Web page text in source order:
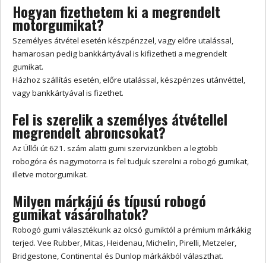
Hogyan fizethetem ki a megrendelt
motorgumikat?
Személyes átvétel esetén készpénzzel, vagy előre utalással,
hamarosan pedig bankkártyával is kifizetheti a megrendelt
gumikat.
Házhoz szállítás esetén, előre utalással, készpénzes utánvéttel,
vagy bankkártyával is fizethet.
Fel is szerelik a személyes átvétellel
megrendelt abroncsokat?
Az Üllői út 621. szám alatti gumi szervizünkben a legtöbb
robogóra és nagymotorra is fel tudjuk szerelni a robogó gumikat,
illetve motorgumikat.
Milyen márkájú és típusú robogó
gumikat vásárolhatok?
Robogó gumi választékunk az olcsó gumiktól a prémium márkákig
terjed. Vee Rubber, Mitas, Heidenau, Michelin, Pirelli, Metzeler,
Bridgestone, Continental és Dunlop márkákból választhat.